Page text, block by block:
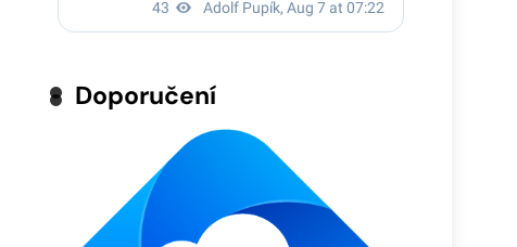
Doporučení